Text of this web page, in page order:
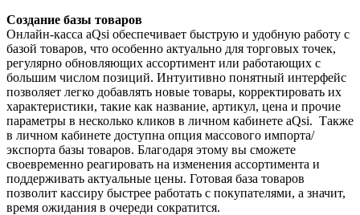
Создание базы товаров
Онлайн-касса aQsi обеспечивает быструю и удобную работу с
базой товаров, что особенно актуально для торговых точек,
регулярно обновляющих ассортимент или работающих с
большим числом позиций. Интуитивно понятный интерфейс
позволяет легко добавлять новые товары, корректировать их
характеристики, такие как название, артикул, цена и прочие
параметры в несколько кликов в личном кабинете aQsi. Также
в личном кабинете доступна опция массового импорта/
экспорта базы товаров. Благодаря этому вы сможете
своевременно реагировать на изменения ассортимента и
поддерживать актуальные цены. Готовая база товаров
позволит кассиру быстрее работать с покупателями, а значит,
время ожидания в очереди сократится.